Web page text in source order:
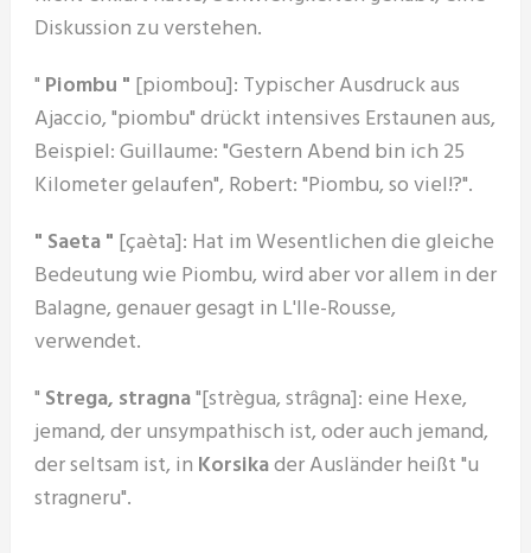
Diskussion zu verstehen.
" Piombu " [piombou]: Typischer Ausdruck aus
Ajaccio, "piombu" drückt intensives Erstaunen aus,
Beispiel: Guillaume: "Gestern Abend bin ich 25
Kilometer gelaufen", Robert: "Piombu, so viel!?".
" Saeta " [çaèta]: Hat im Wesentlichen die gleiche
Bedeutung wie Piombu, wird aber vor allem in der
Balagne, genauer gesagt in L'Ile-Rousse,
verwendet.
" Strega, stragna"[strègua, strâgna]: eine Hexe,
jemand, der unsympathisch ist, oder auch jemand,
der seltsam ist, in Korsikader Ausländer heißt "u
stragneru".